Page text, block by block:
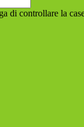
di controllare la